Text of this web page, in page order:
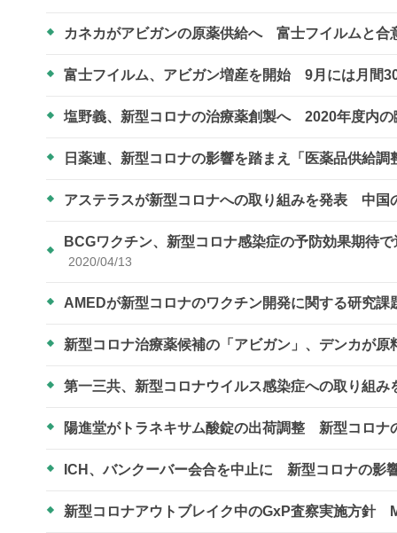
カネカがアビガンの原薬供給へ 富士フイルムと合
富士フイルム、アビガン増産を開始 9月には月間
塩野義、新型コロナの治療薬創製へ 2020年度内
日薬連、新型コロナの影響を踏まえ「医薬品供給
アステラスが新型コロナへの取り組みを発表 中国
BCGワクチン、新型コロナ感染症の予防効果期待
2020/04/13
AMEDが新型コロナのワクチン開発に関する研究課
新型コロナ治療薬候補の「アビガン」、デンカが
第一三共、新型コロナウイルス感染症への取り組
陽進堂がトラネキサム酸錠の出荷調整 新型コロナ
ICH、バンクーバー会合を中止に 新型コロナの影
新型コロナアウトブレイク中のGxP査察実施方針